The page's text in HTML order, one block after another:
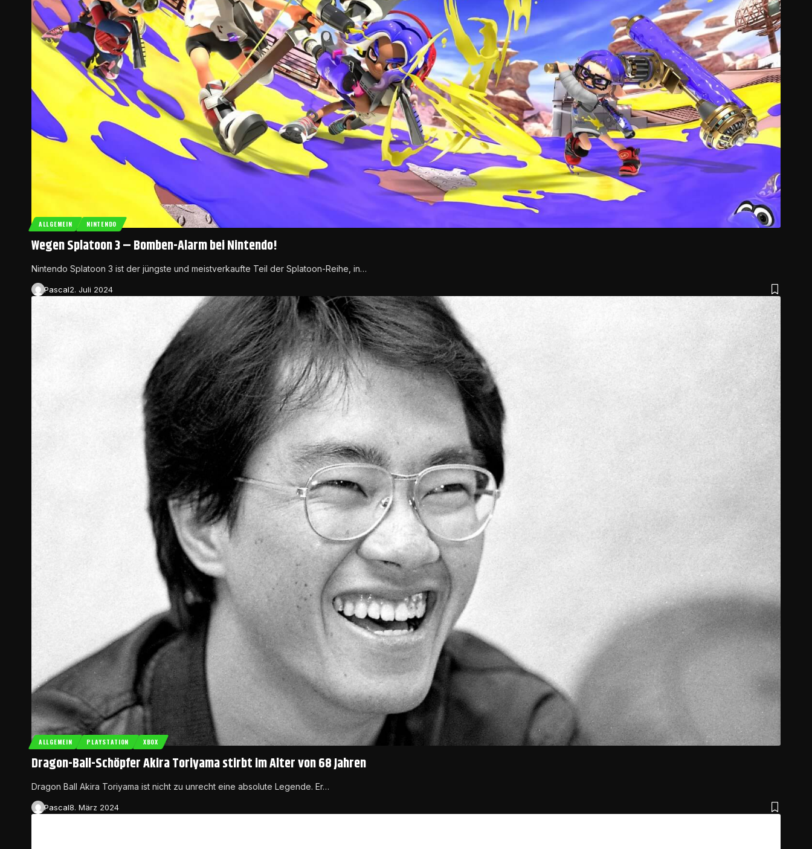
ALLGEMEIN NINTENDO
Wegen Splatoon 3 – Bomben-Alarm bei Nintendo!
Nintendo Splatoon 3 ist der jüngste und meistverkaufte Teil der Splatoon-Reihe, in…
Pascal2. Juli 2024
ALLGEMEIN PLAYSTATION XBOX
Dragon-Ball-Schöpfer Akira Toriyama stirbt im Alter von 68 Jahren
Dragon Ball Akira Toriyama ist nicht zu unrecht eine absolute Legende. Er…
Pascal8. März 2024